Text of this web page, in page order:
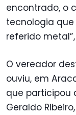
encontrado, o
tecnologia
referido
O vereador
ouviu, em
que participou
Geraldo